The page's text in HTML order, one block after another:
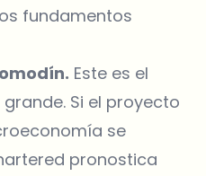
fundamentos
Este es el
Si el proyecto
se
pronostica